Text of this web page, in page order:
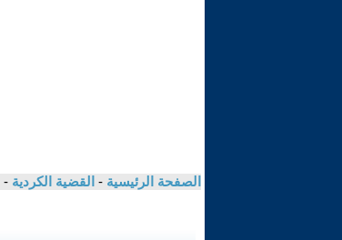
الصفحة الرئيسية - القضية الكردية -